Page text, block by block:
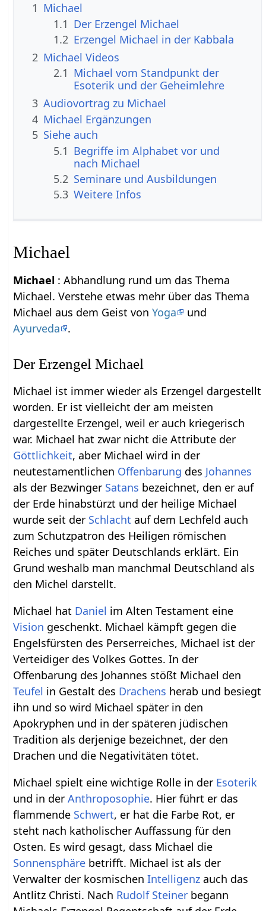
1 Michael
1.1 Der Erzengel Michael
1.2 Erzengel Michael in der Kabbala
2 Michael Videos
2.1 Michael vom Standpunkt der
Esoterik und der Geheimlehre
3 Audiovortrag zu Michael
4 Michael Ergänzungen
5 Siehe auch
5.1 Begriffe im Alphabet vor und
nach Michael
5.2 Seminare und Ausbildungen
5.3 Weitere Infos
Michael
Michael : Abhandlung rund um das Thema
Michael. Verstehe etwas mehr über das Thema
Michael aus dem Geist vonYoga
und
Ayurveda
.
Der Erzengel Michael
Michael ist immer wieder als Erzengel dargestellt
worden. Er ist vielleicht der am meisten
dargestellte Erzengel, weil er auch kriegerisch
war. Michael hat zwar nicht die Attribute der
Göttlichkeit, aber Michael wird in der
neutestamentlichen Offenbarung des Johannes
als der Bezwinger Satans bezeichnet, den er auf
der Erde hinabstürzt und der heilige Michael
wurde seit der Schlacht auf dem Lechfeld auch
zum Schutzpatron des Heiligen römischen
Reiches und später Deutschlands erklärt. Ein
Grund weshalb man manchmal Deutschland als
den Michel darstellt.
Michael hat Daniel im Alten Testament eine
Vision geschenkt. Michael kämpft gegen die
Engelsfürsten des Perserreiches, Michael ist der
Verteidiger des Volkes Gottes. In der
Offenbarung des Johannes stößt Michael den
Teufel in Gestalt des Drachens herab und besiegt
ihn und so wird Michael später in den
Apokryphen und in der späteren jüdischen
Tradition als derjenige bezeichnet, der den
Drachen und die Negativitäten tötet.
Michael spielt eine wichtige Rolle in der Esoterik
und in derAnthroposophie. Hier führt er das
flammende Schwert, er hat die Farbe Rot, er
steht nach katholischer Auffassung für den
Osten. Es wird gesagt, dass Michael die
Sonnensphäre betrifft. Michael ist als der
Verwalter der kosmischenIntelligenz auch das
Antlitz Christi. Nach Rudolf Steiner begann